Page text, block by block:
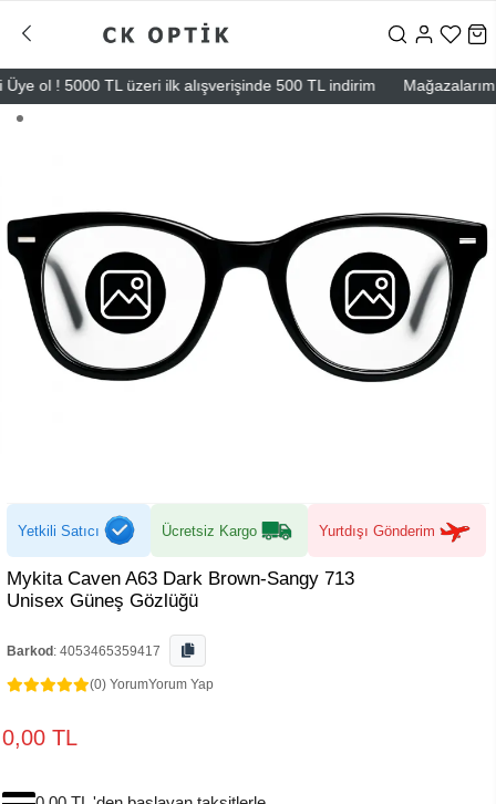
ol ! 5000 TL üzeri ilk alışverişinde 500 TL indirim
Yetkili Satıcı Ücretsiz Kargo Yurtdışı Gönderim
Mykita Caven A63 Dark Brown-Sangy 713
Unisex Güneş Gözlüğü
Barkod : 4053465359417
(0) YorumYorum Yap
0,00 TL